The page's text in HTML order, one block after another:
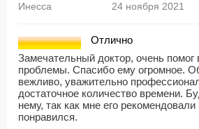
Инесса 24 ноября 2021
Отлично
Замечательный доктор, очень
проблемы. Спасибо ему огромное.
вежливо, уважительно
достаточное количество времени.
нему, так как мне его
понравился.